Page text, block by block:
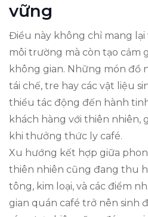
vững
Điều này không chỉ mang
môi trường mà còn tạo cảm
không gian. Những món đồ
tái chế, tre hay các vật liệu
thiểu tác động đến hành
khách hàng với thiên nhiên,
khi thưởng thức ly café.
Xu hướng kết hợp giữa
thiên nhiên cũng đang thu
tông, kim loại, và các điểm
gian quán café trở nên sinh